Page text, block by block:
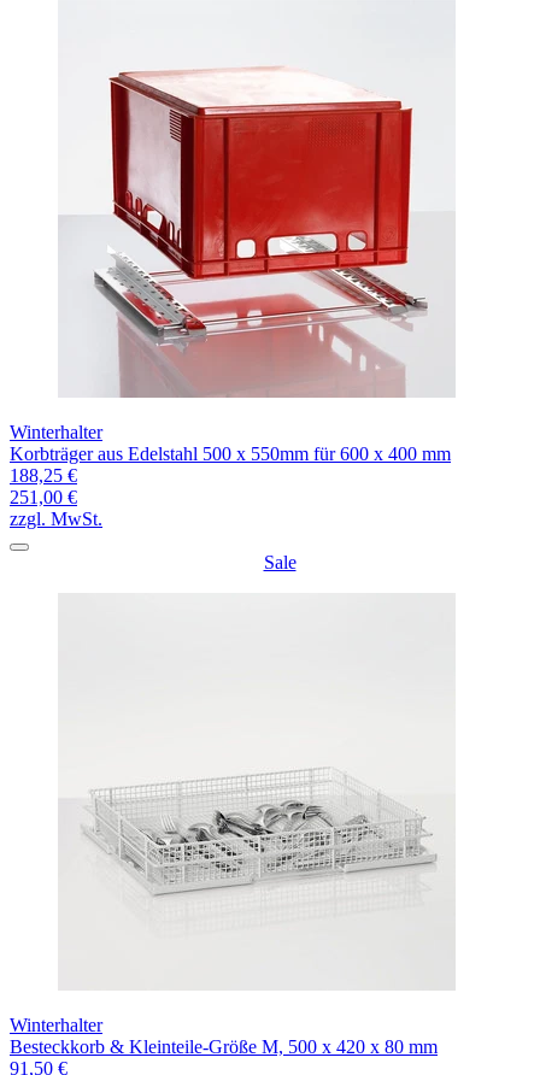
Winterhalter
Korbträger aus Edelstahl 500 x 550mm für 600 x 400 mm
188,25 €
251,00 €
zzgl. MwSt.
Sale
Winterhalter
Besteckkorb & Kleinteile-Größe M, 500 x 420 x 80 mm
91,50 €